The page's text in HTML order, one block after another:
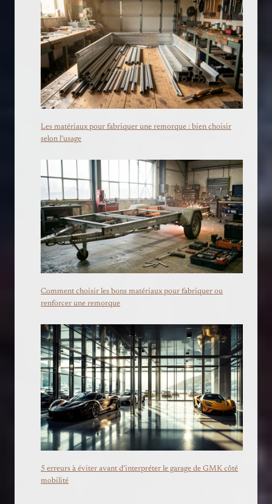
Les matériaux pour fabriquer une remorque : bien choisir
selon l’usage
Comment choisir les bons matériaux pour fabriquer ou
renforcer une remorque
5 erreurs à éviter avant d’interpréter le garage de GMK côté
mobilité